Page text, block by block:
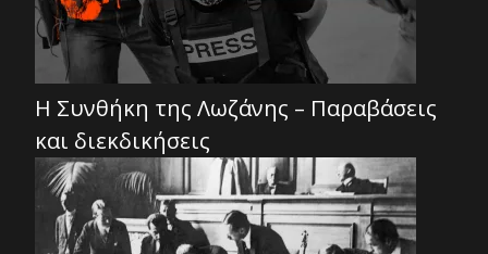
Η Συνθήκη της Λωζάνης – Παραβάσεις
και διεκδικήσεις